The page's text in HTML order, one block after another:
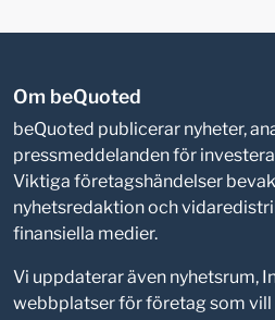
Om beQuoted
beQuoted publicerar nyheter,
pressmeddelanden för
Viktiga företagshändelser
nyhetsredaktion och
finansiella medier.
Vi uppdaterar även nyhetsrum,
webbplatser för företag som